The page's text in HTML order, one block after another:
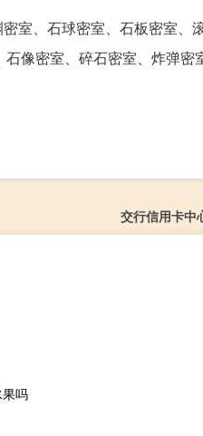
室、石球密室、石板密室、滚
像密室、碎石密室、炸弹密
交行信用卡中
吗